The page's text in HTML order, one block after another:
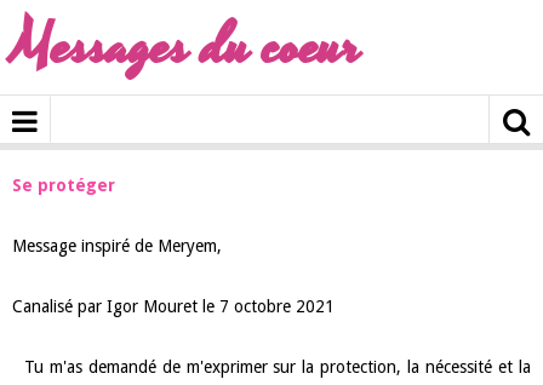
Messages du coeur
Se protéger
Message inspiré de Meryem,
Canalisé par Igor Mouret le 7 octobre 2021
Tu m'as demandé de m'exprimer sur la protection, la nécessité et la